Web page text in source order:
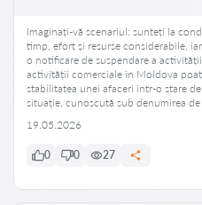
Imaginați-vă scenariul: sunteți la
timp, efort și resurse considerabile,
o notificare de suspendare a
activității comerciale în Moldova
stabilitatea unei afaceri într-o stare
situație, cunoscută sub denumirea
19.05.2026
0 0 27